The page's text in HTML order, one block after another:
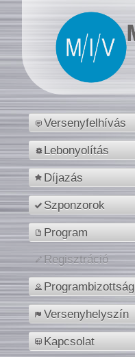
Versenyfelhívás
Lebonyolítás
Díjazás
Szponzorok
Program
Regisztráció
Programbizottság
Versenyhelyszín
Kapcsolat